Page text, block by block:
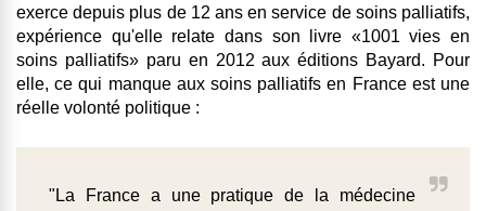
exerce depuis plus de 12 ans en service de soins palliatifs,
expérience qu'elle relate dans son livre «1001 vies en
soins palliatifs» paru en 2012 aux éditions Bayard. Pour
elle, ce qui manque aux soins palliatifs en France est une
réelle volonté politique :
"La France a une pratique de la médecine